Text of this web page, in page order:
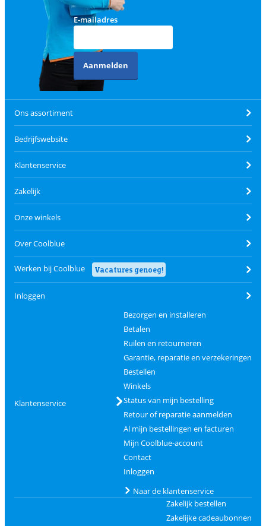
E-mailadres
Aanmelden
Ons assortiment
Bedrijfswebsite
Klantenservice
Zakelijk
Onze winkels
Over Coolblue
Werken bij Coolblue Vacatures genoeg!
Inloggen
Klantenservice
Bezorgen en installeren
Betalen
Ruilen en retourneren
Garantie, reparatie en verzekeringen
Bestellen
Winkels
Status van mijn bestelling
Retour of reparatie aanmelden
Al mijn bestellingen en facturen
Mijn Coolblue-account
Contact
Inloggen
Naar de klantenservice
Zakelijk bestellen
Zakelijke cadeaubonnen